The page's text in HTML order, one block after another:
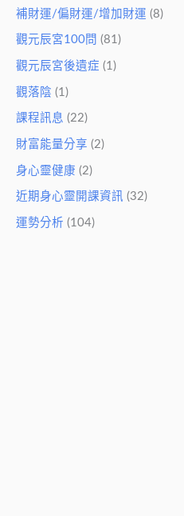
補財運/偏財運/增加財運 (8)
觀元辰宮100問 (81)
觀元辰宮後遺症 (1)
觀落陰 (1)
課程訊息 (22)
財富能量分享 (2)
身心靈健康 (2)
近期身心靈開課資訊 (32)
運勢分析 (104)